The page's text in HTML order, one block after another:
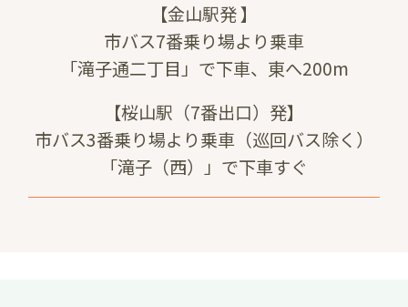
【金山駅発 】
市バス7番乗り場より乗車
「滝子通二丁目」で下車、東へ200m
【桜山駅（7番出口）発】
市バス3番乗り場より乗車（巡回バス除く）
「滝子（西）」で下車すぐ